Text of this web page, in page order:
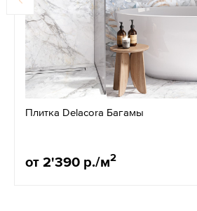
Плитка Delacora Багамы
от 2'390 р./м2